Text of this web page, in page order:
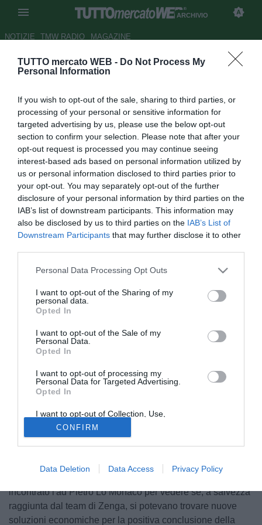
TUTTO mercato WEB - Do Not Process My
Personal Information
If you wish to opt-out of the sale, sharing to third parties, or
processing of your personal or sensitive information for
targeted advertising by us, please use the below opt-out
section to confirm your selection. Please note that after your
opt-out request is processed you may continue seeing
interest-based ads based on personal information utilized by
us or personal information disclosed to third parties prior to
your opt-out. You may separately opt-out of the further
disclosure of your personal information by third parties on the
IAB’s list of downstream participants. This information may
also be disclosed by us to third parties on the IAB’s List of
Downstream Participants that may further disclose it to other
Personal Data Processing Opt Outs
I want to opt-out of the Sharing of my
personal data.
Opted In
I want to opt-out of the Sale of my
Personal Data.
Opted In
I want to opt-out of processing my
Personal Data for Targeted Advertising.
Opted In
I want to opt-out of Collection, Use,
Retention, Sale, and/or Sharing of my
Personal Data that Is Unrelated with the
Purposes for which it was collected.
Opted Out
CONFIRM
Data Deletion Data Access Privacy Policy
ARCHIVIO
NOTIZIE TMW RADIO MAGAZINE
L'agente di Stovini: "Addio a
Autore Andrea Losapio
07.05.2009 09:38
vedi letture
© foto di Fabio Vanzi
Interrogato in esclusiva dai microfoni di Itasportpress,
Giocondo Martorelli - ha parlato del futuro del suo assistito,
che con ogni probabilità sarà lontano dalla Sicilia: "Da
oggi Lorenzo è un giocatore libero di trovarsi una squadra
per la prossima stagione. L'accordo con la società
incontrato l'ad Pietro Lo Monaco per vedere se, a salvezza
raggiunta dal team di Zenga, si potevano trovare nuove
soluzioni economiche per la positiva conclusione della